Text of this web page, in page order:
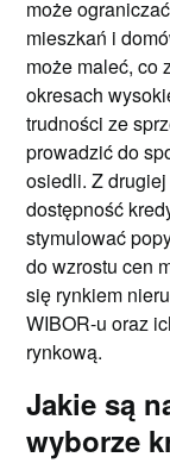
może
mieszkań i
może maleć, co
okresach
trudności ze
prowadzić do
osiedli. Z
dostępność
stymulować
do wzrostu cen
się rynkiem
WIBOR-u oraz
rynkową.
Jakie są
wyborze